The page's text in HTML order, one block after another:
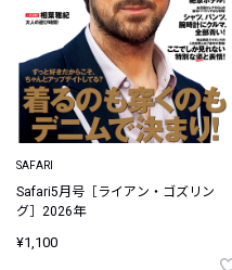
SAFARI
Safari5月号［ライアン・ゴズリン
グ］2026年
¥1,100